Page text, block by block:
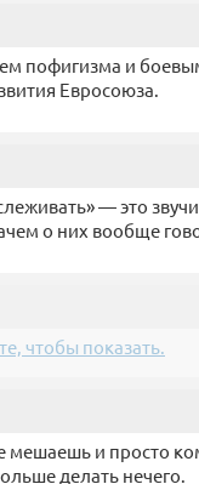
пофигизма и
Евросоюза.
— это
о них вообще
чтобы показать.
мешаешь и просто
делать нечего.